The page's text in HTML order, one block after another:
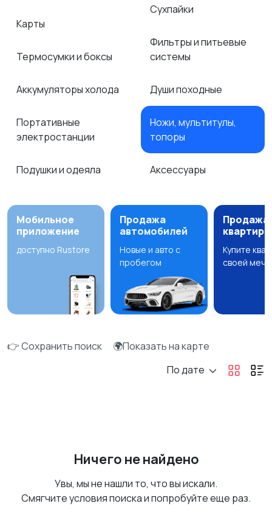
Карты
Термосумки и боксы
Аккумуляторы холода
Портативные
электростанции
Подушки и одеяла
Сухпайки
Фильтры и питьевые
системы
Души походные
Ножи, мультитулы,
топоры
Аксессуары
Мобильное
приложение
доступно Rustore
Продажа
автомобилей
Новые и авто с
пробегом
Продажа
квартир
Купите
своей
👉 Сохранить поиск
🌍Показать на карте
По дате
Ничего не найдено
Увы, мы не нашли то, что вы искали.
Смягчите условия поиска и попробуйте еще раз.